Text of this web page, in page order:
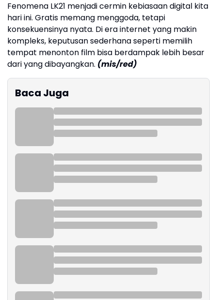
Fenomena LK21 menjadi cermin kebiasaan digital kita
hari ini. Gratis memang menggoda, tetapi
konsekuensinya nyata. Di era internet yang makin
kompleks, keputusan sederhana seperti memilih
tempat menonton film bisa berdampak lebih besar
dari yang dibayangkan. (mis/red)
Baca Juga